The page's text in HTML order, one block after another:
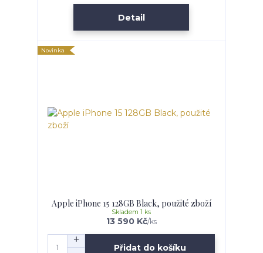
Detail
Novinka
Apple iPhone 15 128GB Black, použité zboží
13 590 Kč/ks
Skladem 1 ks
Přidat do košíku